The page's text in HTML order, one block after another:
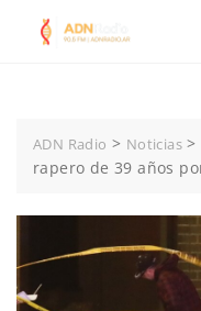
ADN Radio > Noticias >
rapero de 39 años